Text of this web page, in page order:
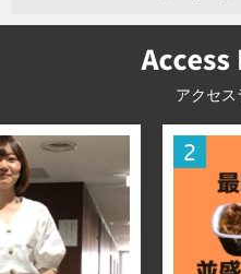
アクセ